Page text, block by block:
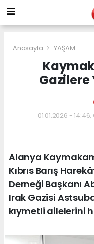
Anasayfa YAŞAM
Gazilere
01.01.2026 -
Alanya
Kıbrıs Barış
Derneği Başkanı
Irak Gazisi
kıymetli ailelerini